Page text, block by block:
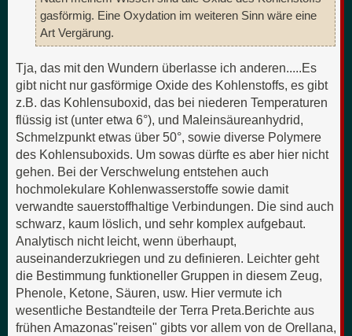
gasförmig. Eine Oxydation im weiteren Sinn wäre eine
Art Vergärung.
Tja, das mit den Wundern überlasse ich anderen.....Es
gibt nicht nur gasförmige Oxide des Kohlenstoffs, es gibt
z.B. das Kohlensuboxid, das bei niederen Temperaturen
flüssig ist (unter etwa 6°), und Maleinsäureanhydrid,
Schmelzpunkt etwas über 50°, sowie diverse Polymere
des Kohlensuboxids. Um sowas dürfte es aber hier nicht
gehen. Bei der Verschwelung entstehen auch
hochmolekulare Kohlenwasserstoffe sowie damit
verwandte sauerstoffhaltige Verbindungen. Die sind auch
schwarz, kaum löslich, und sehr komplex aufgebaut.
Analytisch nicht leicht, wenn überhaupt,
auseinanderzukriegen und zu definieren. Leichter geht
die Bestimmung funktioneller Gruppen in diesem Zeug,
Phenole, Ketone, Säuren, usw. Hier vermute ich
wesentliche Bestandteile der Terra Preta.Berichte aus
frühen Amazonas"reisen" gibts vor allem von de Orellana,